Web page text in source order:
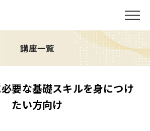
講座一覧
要な基礎スキルを身につけ
たい方向け